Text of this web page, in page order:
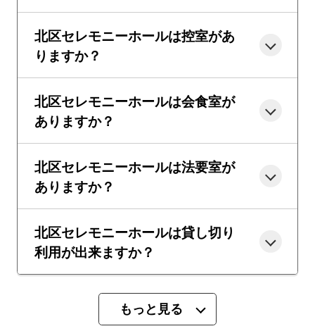
北区セレモニーホールは控室があ
りますか？
北区セレモニーホールは会食室が
ありますか？
北区セレモニーホールは法要室が
ありますか？
北区セレモニーホールは貸し切り
利用が出来ますか？
もっと見る